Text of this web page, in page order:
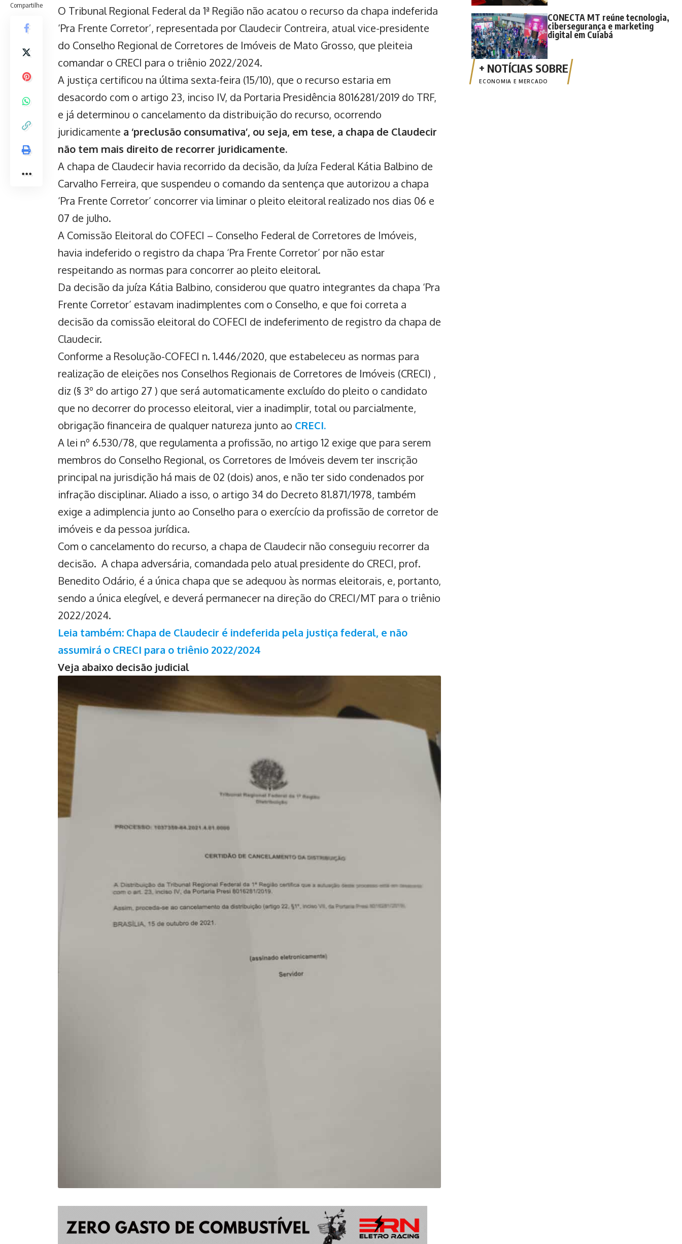
Compartilhe
O Tribunal Regional Federal da 1ª Região não acatou o recurso da chapa indeferida
‘Pra Frente Corretor’, representada por Claudecir Contreira, atual vice-presidente
do Conselho Regional de Corretores de Imóveis de Mato Grosso, que pleiteia
comandar o CRECI para o triênio 2022/2024.
A justiça certificou na última sexta-feira (15/10), que o recurso estaria em
desacordo com o artigo 23, inciso IV, da Portaria Presidência 8016281/2019 do TRF,
e já determinou o cancelamento da distribuição do recurso, ocorrendo
juridicamente a ‘preclusão consumativa’, ou seja, em tese, a chapa de Claudecir
não tem mais direito de recorrer juridicamente.
A chapa de Claudecir havia recorrido da decisão, da Juíza Federal Kátia Balbino de
Carvalho Ferreira, que suspendeu o comando da sentença que autorizou a chapa
‘Pra Frente Corretor’ concorrer via liminar o pleito eleitoral realizado nos dias 06 e
07 de julho.
A Comissão Eleitoral do COFECI – Conselho Federal de Corretores de Imóveis,
havia indeferido o registro da chapa ‘Pra Frente Corretor’ por não estar
respeitando as normas para concorrer ao pleito eleitoral.
Da decisão da juíza Kátia Balbino, considerou que quatro integrantes da chapa ‘Pra
Frente Corretor’ estavam inadimplentes com o Conselho, e que foi correta a
decisão da comissão eleitoral do COFECI de indeferimento de registro da chapa de
Claudecir.
Conforme a Resolução-COFECI n. 1.446/2020, que estabeleceu as normas para
realização de eleições nos Conselhos Regionais de Corretores de Imóveis (CRECI) ,
diz (§ 3º do artigo 27 ) que será automaticamente excluído do pleito o candidato
que no decorrer do processo eleitoral, vier a inadimplir, total ou parcialmente,
obrigação financeira de qualquer natureza junto ao CRECI.
A lei nº 6.530/78, que regulamenta a profissão, no artigo 12 exige que para serem
membros do Conselho Regional, os Corretores de Imóveis devem ter inscrição
principal na jurisdição há mais de 02 (dois) anos, e não ter sido condenados por
infração disciplinar. Aliado a isso, o artigo 34 do Decreto 81.871/1978, também
exige a adimplencia junto ao Conselho para o exercício da profissão de corretor de
imóveis e da pessoa jurídica.
Com o cancelamento do recurso, a chapa de Claudecir não conseguiu recorrer da
decisão. A chapa adversária, comandada pelo atual presidente do CRECI, prof.
Benedito Odário, é a única chapa que se adequou às normas eleitorais, e, portanto,
sendo a única elegível, e deverá permanecer na direção do CRECI/MT para o triênio
2022/2024.
Leia também: Chapa de Claudecir é indeferida pela justiça federal, e não
assumirá o CRECI para o triênio 2022/2024
Veja abaixo decisão judicial
CONECTA MT reúne tecnologia,
cibersegurança e marketing
digital em Cuiabá
ECONOMIA E MERCADO